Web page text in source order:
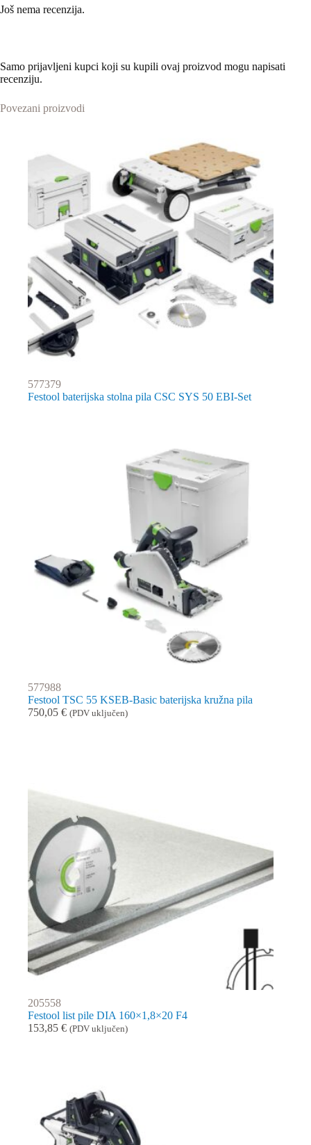
Još nema recenzija.
Samo prijavljeni kupci koji su kupili ovaj proizvod mogu napisati
recenziju.
Povezani proizvodi
577379
Festool baterijska stolna pila CSC SYS 50 EBI-Set
577988
Festool TSC 55 KSEB-Basic baterijska kružna pila
750,05 € (PDV uključen)
205558
Festool list pile DIA 160×1,8×20 F4
153,85 € (PDV uključen)